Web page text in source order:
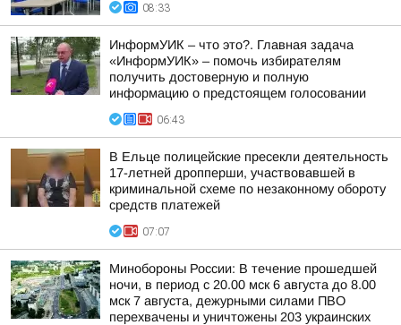
08:33
ИнформУИК – что это?. Главная задача
«ИнформУИК» – помочь избирателям
получить достоверную и полную
информацию о предстоящем голосовании
06:43
В Ельце полицейские пресекли деятельность
17-летней дропперши, участвовавшей в
криминальной схеме по незаконному обороту
средств платежей
07:07
Минобороны России: В течение прошедшей
ночи, в период с 20.00 мск 6 августа до 8.00
мск 7 августа, дежурными силами ПВО
перехвачены и уничтожены 203 украинских